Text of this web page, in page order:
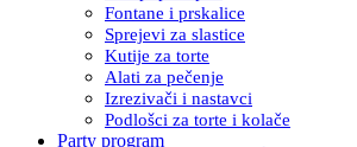
Fontane i prskalice
Sprejevi za slastice
Kutije za torte
Alati za pečenje
Izrezivači i nastavci
Podlošci za torte i kolače
Party program